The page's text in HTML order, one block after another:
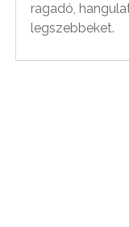
ragadó,
legszebbeket.